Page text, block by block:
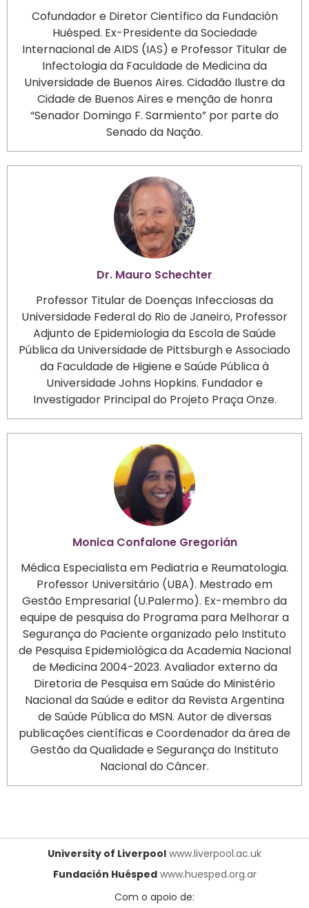
Cofundador e Diretor Científico da Fundación
Huésped. Ex-Presidente da Sociedade
Internacional de AIDS (IAS) e Professor Titular de
Infectologia da Faculdade de Medicina da
Universidade de Buenos Aires. Cidadão Ilustre da
Cidade de Buenos Aires e menção de honra
“Senador Domingo F. Sarmiento” por parte do
Senado da Nação.
Dr. Mauro Schechter
Professor Titular de Doenças Infecciosas da
Universidade Federal do Rio de Janeiro, Professor
Adjunto de Epidemiologia da Escola de Saúde
Pública da Universidade de Pittsburgh e Associado
da Faculdade de Higiene e Saúde Pública à
Universidade Johns Hopkins. Fundador e
Investigador Principal do Projeto Praça Onze.
Monica Confalone Gregorián
Médica Especialista em Pediatria e Reumatologia.
Professor Universitário (UBA). Mestrado em
Gestão Empresarial (U.Palermo). Ex-membro da
equipe de pesquisa do Programa para Melhorar a
Segurança do Paciente organizado pelo Instituto
de Pesquisa Epidemiológica da Academia Nacional
de Medicina 2004-2023. Avaliador externo da
Diretoria de Pesquisa em Saúde do Ministério
Nacional da Saúde e editor da Revista Argentina
de Saúde Pública do MSN. Autor de diversas
publicações científicas e Coordenador da área de
Gestão da Qualidade e Segurança do Instituto
Nacional do Câncer.
University of Liverpool www.liverpool.ac.uk
Fundación Huésped www.huesped.org.ar
Com o apoio de: